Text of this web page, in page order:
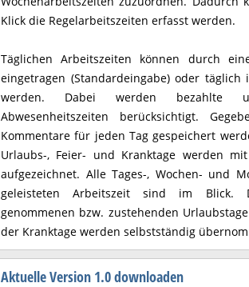
Klick die Regelarbeitszeiten erfasst werden.
Täglichen Arbeitszeiten können durch
eingetragen (Standardeingabe) oder
werden. Dabei werden bezahlte
Abwesenheitszeiten berücksichtigt.
Kommentare für jeden Tag gespeichert
Urlaubs-, Feier- und Kranktage werden
aufgezeichnet. Alle Tages-, Wochen- und
geleisteten Arbeitszeit sind im Blick.
genommenen bzw. zustehenden
der Kranktage werden selbstständig
Aktuelle Version 1.0 downloaden